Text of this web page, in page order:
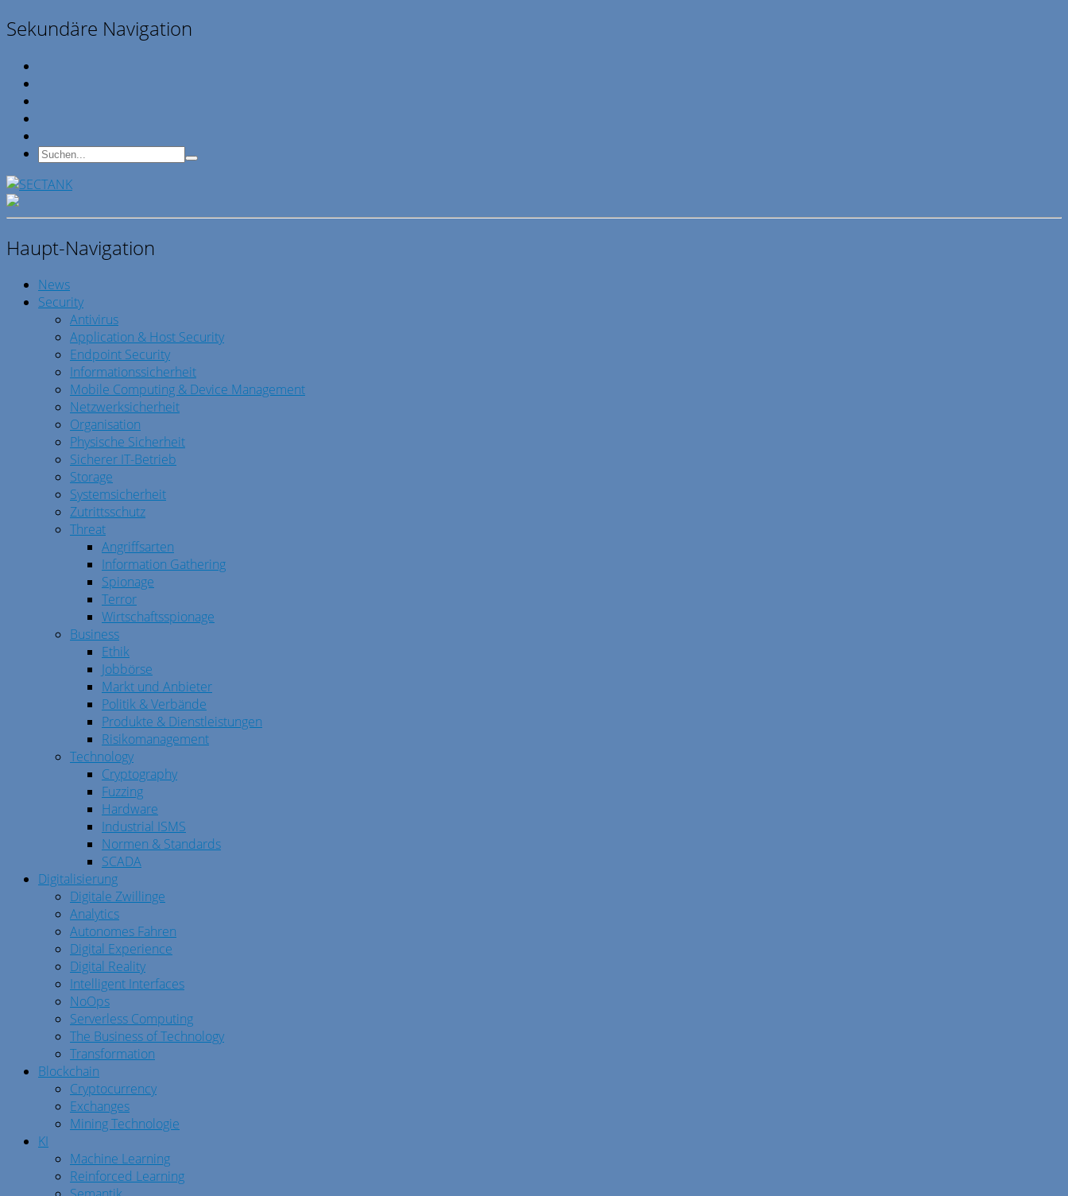
Sekundäre Navigation
Haupt-Navigation
News
Security
Antivirus
Application & Host Security
Endpoint Security
Informationssicherheit
Mobile Computing & Device Management
Netzwerksicherheit
Organisation
Physische Sicherheit
Sicherer IT-Betrieb
Storage
Systemsicherheit
Zutrittsschutz
Threat
Angriffsarten
Information Gathering
Spionage
Terror
Wirtschaftsspionage
Business
Ethik
Jobbörse
Markt und Anbieter
Politik & Verbände
Produkte & Dienstleistungen
Risikomanagement
Technology
Cryptography
Fuzzing
Hardware
Industrial ISMS
Normen & Standards
SCADA
Digitalisierung
Digitale Zwillinge
Analytics
Autonomes Fahren
Digital Experience
Digital Reality
Intelligent Interfaces
NoOps
Serverless Computing
The Business of Technology
Transformation
Blockchain
Cryptocurrency
Exchanges
Mining Technologie
KI
Machine Learning
Reinforced Learning